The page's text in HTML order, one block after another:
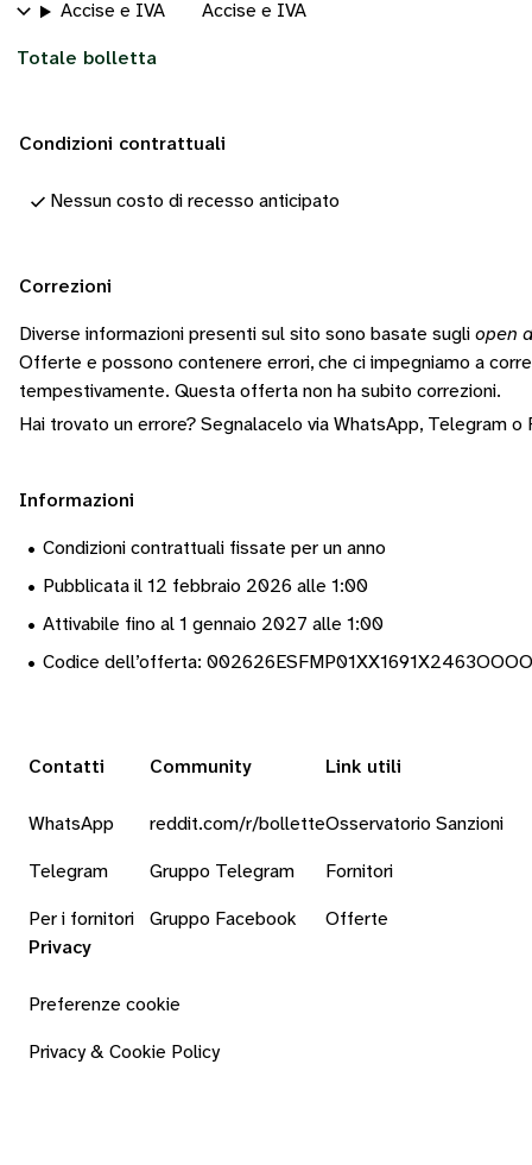
Accise e IVA Accise e IVA
Totale bolletta
Condizioni contrattuali
Nessun costo di recesso anticipato
Correzioni
Diverse informazioni presenti sul sito sono basate sugli open
Offerte e possono contenere errori, che ci impegniamo a
tempestivamente. Questa offerta non ha subito correzioni.
Hai trovato un errore? Segnalacelo via WhatsApp, Telegram o
Informazioni
• Condizioni contrattuali fissate per un anno
• Pubblicata il 12 febbraio 2026 alle 1:00
• Attivabile fino al 1 gennaio 2027 alle 1:00
• Codice dell’offerta:
Contatti
WhatsApp
Telegram
Per i fornitori
Community
reddit.com/r/bollette
Gruppo Telegram
Gruppo Facebook
Link utili
Osservatorio Sanzioni
Fornitori
Offerte
Privacy
Preferenze cookie
Privacy & Cookie Policy